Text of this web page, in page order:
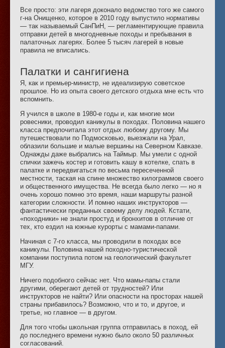
Все просто: эти лагеря доконало ведомство того же самого
г-на Онищенко, которое в 2010 году выпустило нормативы
— так называемый СанПиН, — регламентирующие правила
отправки детей в многодневные походы и пребывания в
палаточных лагерях. Более 5 тысяч лагерей в новые
правила не вписались.
Палатки и сангигиена
Я, как и премьер-министр, не идеализирую советское
прошлое. Но из опыта своего детского отдыха мне есть что
вспомнить.
Я учился в школе в 1980-е годы и, как многие мои
ровесники, проводил каникулы в походах. Половина нашего
класса предпочитала этот отдых любому другому. Мы
путешествовали по Подмосковью, выезжали на Урал,
облазили большие и малые вершины на Северном Кавказе.
Однажды даже выбрались на Таймыр. Мы умели с одной
спички зажечь костер и готовить кашу в котелке, спать в
палатке и передвигаться по весьма пересеченной
местности, таская на спине множество килограммов своего
и общественного имущества. Не всегда было легко — но я
очень хорошо помню это время, наши маршруты разной
категории сложности. И помню наших инструкторов —
фантастически преданных своему делу людей. Кстати,
«походники» не знали простуд и бронхитов в отличие от
тех, кто ездил на южные курорты с мамами-папами.
Начиная с 7-го класса, мы проводили в походах все
каникулы. Половина нашей походно-туристической
компании поступила потом на геологический факультет
МГУ.
Ничего подобного сейчас нет. Что мамы-папы стали
другими, оберегают детей от трудностей? Или
инструкторов не найти? Или опасности на просторах нашей
страны прибавилось? Возможно, что и то, и другое, и
третье, но главное — в другом.
Для того чтобы школьная группа отправилась в поход, ей
до последнего времени нужно было около 50 различных
согласований.